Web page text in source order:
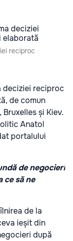
reciproc
deciziei reciproc
de comun
și Kiev.
Anatol
portalului
de negocieri
ce să ne
de la
ieșit din
după